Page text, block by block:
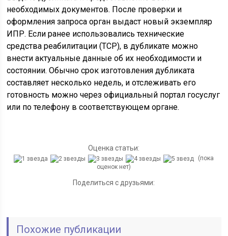
необходимых документов. После проверки и
оформления запроса орган выдаст новый экземпляр
ИПР. Если ранее использовались технические
средства реабилитации (ТСР), в дубликате можно
внести актуальные данные об их необходимости и
состоянии. Обычно срок изготовления дубликата
составляет несколько недель, и отслеживать его
готовность можно через официальный портал госуслуг
или по телефону в соответствующем органе.
Оценка статьи:
(пока
оценок нет)
Поделиться с друзьями:
Похожие публикации